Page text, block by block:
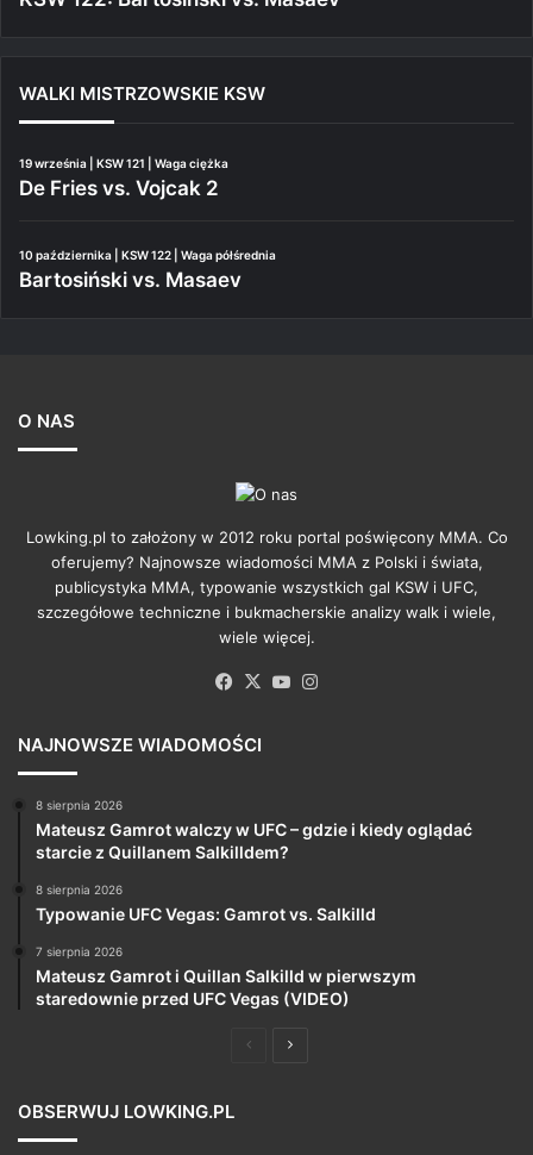
WALKI MISTRZOWSKIE KSW
19 września | KSW 121 | Waga ciężka
De Fries vs. Vojcak 2
10 października | KSW 122 | Waga półśrednia
Bartosiński vs. Masaev
O NAS
Lowking.pl to założony w 2012 roku portal poświęcony MMA. Co
oferujemy? Najnowsze wiadomości MMA z Polski i świata,
publicystyka MMA, typowanie wszystkich gal KSW i UFC,
szczegółowe techniczne i bukmacherskie analizy walk i wiele,
wiele więcej.
Facebook
X YouTube
NAJNOWSZE WIADOMOŚCI
8 sierpnia 2026
Mateusz Gamrot walczy w UFC – gdzie i kiedy oglądać
starcie z Quillanem Salkilldem?
8 sierpnia 2026
Typowanie UFC Vegas: Gamrot vs. Salkilld
7 sierpnia 2026
Mateusz Gamrot i Quillan Salkilld w pierwszym
staredownie przed UFC Vegas (VIDEO)
PoprzedniaNastępna
OBSERWUJ LOWKING.PL